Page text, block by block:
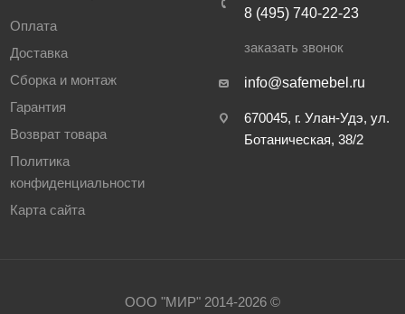
Оплата
Доставка
Сборка и монтаж
Гарантия
Возврат товара
Политика
конфиденциальности
Карта сайта
8 (495) 740-22-23
заказать звонок
info@safemebel.ru
670045, г. Улан-Удэ, ул.
Ботаническая, 38/2
ООО "МИР" 2014-2026 ©